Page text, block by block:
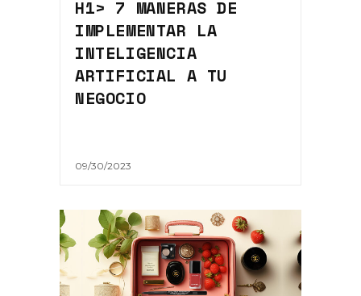
H1> 7 MANERAS DE
IMPLEMENTAR LA
INTELIGENCIA
ARTIFICIAL A TU
NEGOCIO
09/30/2023